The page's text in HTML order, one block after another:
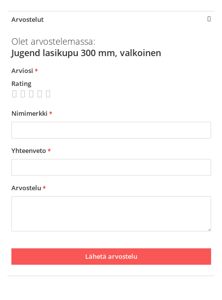
Arvostelut
Olet arvostelemassa:
Jugend lasikupu 300 mm, valkoinen
Arviosi
Rating
star
stars
stars
stars
stars
Nimimerkki
Yhteenveto
Arvostelu
Lähetä arvostelu